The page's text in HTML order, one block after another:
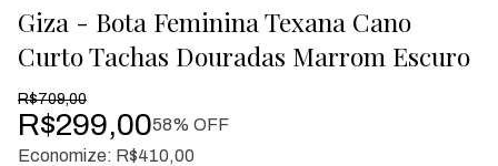
Giza - Bota Feminina Texana Cano
Curto Tachas Douradas Marrom Escuro
R$709,00
R$299,0058% OFF
Economize: R$410,00